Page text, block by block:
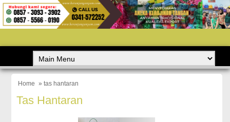
Home » tas hantaran
Tas Hantaran